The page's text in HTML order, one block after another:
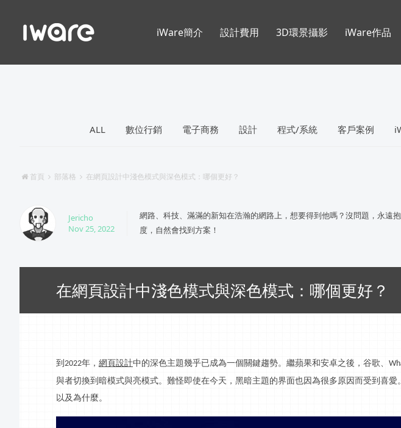
ALL 數位行銷 電子商務 設計 程式/系統 客戶案例
首頁 部落格 在網頁設計中淺色模式與深色模式：哪個更好？
Jericho
Nov 25, 2022
網路、科技、滿滿的新知在浩瀚的網路上，想要得到他嗎？沒問題，永遠
度，自然會找到方案！
在網頁設計中淺色模式與深色模式：哪個更好？
到 2022年， 網頁設計中的深色主題幾乎已成為一個關鍵趨勢。繼蘋果和安卓之後，谷歌、
與者切換到暗模式與亮模式。難怪即使在今天，黑暗主題的界面也因為很多原因而受到喜愛
以及為什麼。